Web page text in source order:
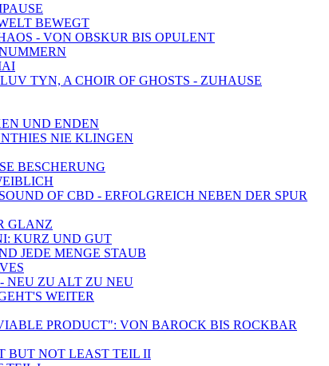
BEWEGT
- VON OBSKUR BIS OPULENT
TYN, A CHOIR OF GHOSTS - ZUHAUSE
UND ENDEN
NIE KLINGEN
BESCHERUNG
OF CBD - ERFOLGREICH NEBEN DER SPUR
GLANZ
KURZ UND GUT
JEDE MENGE STAUB
NEU ZU ALT ZU NEU
WEITER
PRODUCT": VON BAROCK BIS ROCKBAR
BUT NOT LEAST TEIL II